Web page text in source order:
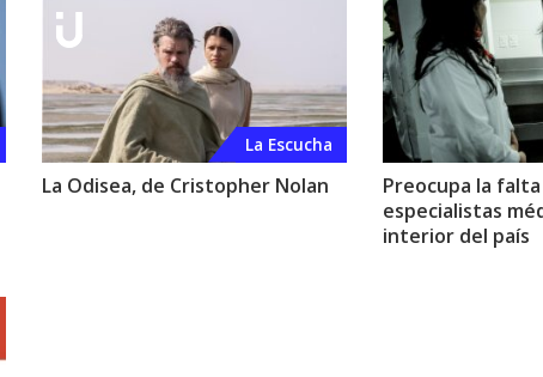
La Escucha
La Odisea, de Cristopher Nolan
Preocupa la
especialistas
interior del país